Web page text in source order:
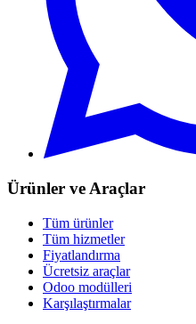
Ürünler ve Araçlar
Tüm ürünler
Tüm hizmetler
Fiyatlandırma
Ücretsiz araçlar
Odoo modülleri
Karşılaştırmalar